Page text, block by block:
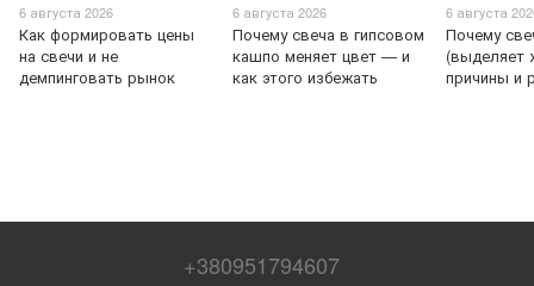
6 августа 2026
Как формировать цены
на свечи и не
демпинговать рынок
6 августа 2026
Почему свеча в гипсовом
кашпо меняет цвет — и
как этого избежать
6 августа
Почему
(выделяет
причины и
+380951794607